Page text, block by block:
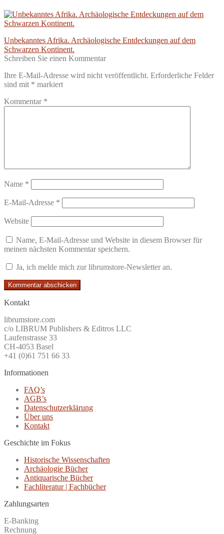
Beitragsnavigation
Vorheriger
Beitrag:
Unbekanntes Afrika. Archäologische Entdeckungen auf dem
Schwarzen Kontinent.
Schreiben Sie einen Kommentar
Ihre E-Mail-Adresse wird nicht veröffentlicht. Erforderliche Felder
sind mit * markiert
Kommentar *
Name *
E-Mail-Adresse *
Website
Name, E-Mail-Adresse und Website in diesem Browser für
meinen nächsten Kommentar speichern.
Ja, ich melde mich zur librumstore-Newsletter an.
Kontakt
librumstore.com
c/o LIBRUM Publishers & Editros LLC
Laufenstrasse 33
CH-4053 Basel
+41 (0)61 751 66 33
Informationen
FAQ’s
AGB’s
Datenschutzerklärung
Über uns
Kontakt
Geschichte im Fokus
Historische Wissenschaften
Archäologie Bücher
Antiquarische Bücher
Fachliteratur | Fachbücher
Zahlungsarten
E-Banking
Rechnung